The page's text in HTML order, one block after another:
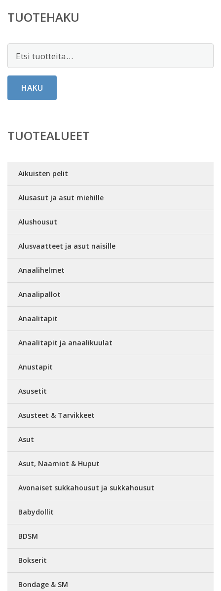
TUOTEHAKU
HAKU
TUOTEALUEET
Aikuisten pelit
Alusasut ja asut miehille
Alushousut
Alusvaatteet ja asut naisille
Anaalihelmet
Anaalipallot
Anaalitapit
Anaalitapit ja anaalikuulat
Anustapit
Asusetit
Asusteet & Tarvikkeet
Asut
Asut, Naamiot & Huput
Avonaiset sukkahousut ja sukkahousut
Babydollit
BDSM
Bokserit
Bondage & SM